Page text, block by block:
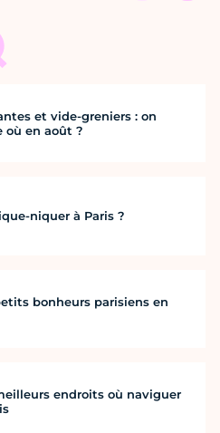
et vide-greniers : on
où en août ?
niquer à Paris ?
bonheurs parisiens en
endroits où naviguer